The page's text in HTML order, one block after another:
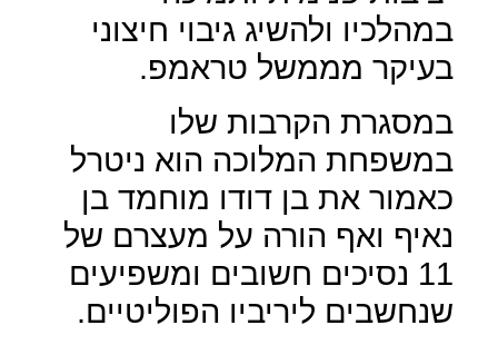
במהלכיו ולהשיג גיבוי חיצוני
בעיקר מממשל טראמפ.
במסגרת הקרבות שלו
במשפחת המלוכה הוא ניטרל
כאמור את בן דודו מוחמד בן
נאיף ואף הורה על מעצרם של
11 נסיכים חשובים ומשפיעים
שנחשבים ליריביו הפוליטיים.